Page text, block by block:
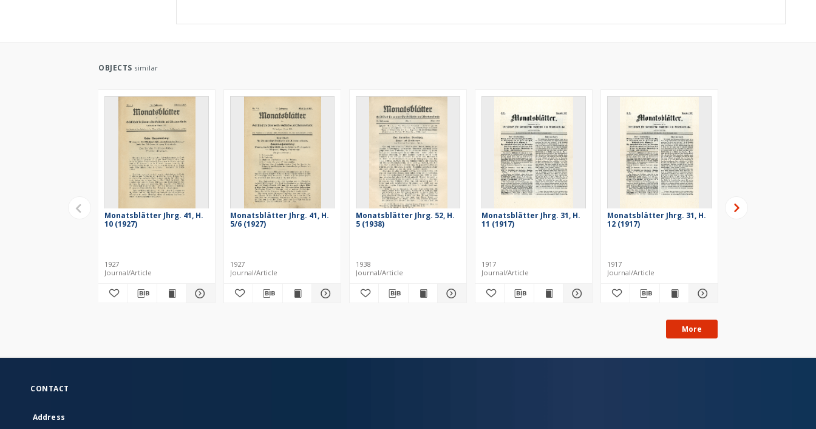
OBJECTS similar
Monatsblätter Jhrg. 41, H.
10 (1927)
1927
Journal/Article
Monatsblätter Jhrg. 41, H.
5/6 (1927)
1927
Journal/Article
Monatsblätter Jhrg. 52, H.
5 (1938)
1938
Journal/Article
Monatsblätter Jhrg. 31, H.
11 (1917)
1917
Journal/Article
Monatsblätter Jhrg. 31, H.
12 (1917)
1917
Journal/Article
Monatsblätter Jhrg.
More
CONTACT
Address